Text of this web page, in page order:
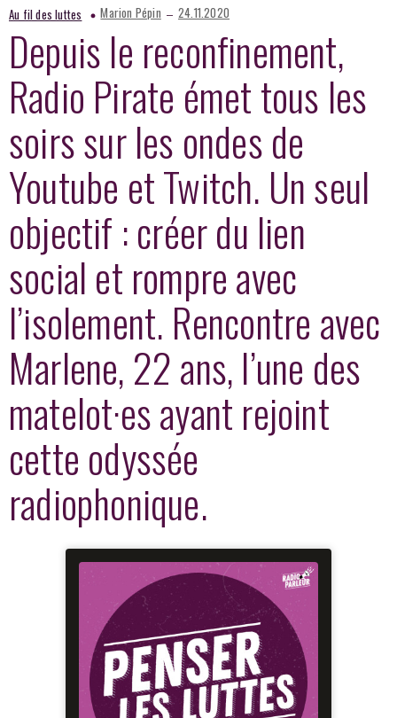
Au fil des luttes Marion Pépin – 24.11.2020
Depuis le reconfinement,
Radio Pirate émet tous les
soirs sur les ondes de
Youtube et Twitch. Un seul
objectif : créer du lien
social et rompre avec
l’isolement. Rencontre avec
Marlene, 22 ans, l’une des
matelot·es ayant rejoint
cette odyssée
radiophonique.